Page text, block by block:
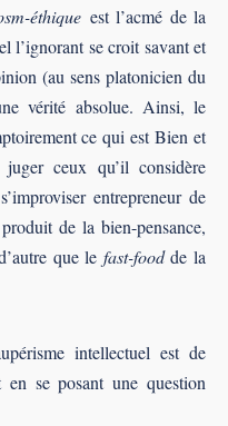
éthique est l’acmé de la
l’ignorant se croit savant et
(au sens platonicien du
vérité absolue. Ainsi, le
ce qui est Bien et
ceux qu’il considère
entrepreneur de
produit de la bien-pensance,
que le fast-foodde la
intellectuel est de
se posant une question